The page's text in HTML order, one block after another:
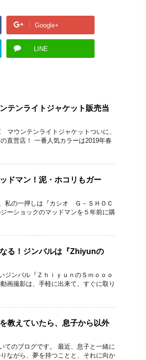
Google+
LINE
テンライトジャケット販売当
ウンテンライトジャケットついに、
直営店！ 一番人気カラーは2019年春
ドマン！泥・ホコリもガー
私の一押しは『カシオ Ｇ－ＳＨＯＣ
ーショックのマッドマンを５年前に購
る！ジンバルは『Zhiyunの
ジンバル『ＺｈｉｙｕｎのＳｍｏｏｏ
画撮影は、手軽に出来て、すぐに取り
教えていたら、息子から以外
てのブログです。 最近、息子と一緒に
ながら、夢を持つことと、それに向か